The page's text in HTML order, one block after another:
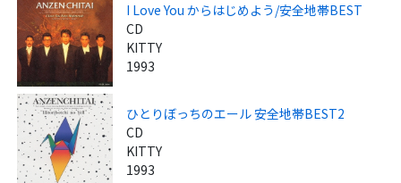
I Love You からはじめよう/安全地帯BEST
CD
KITTY
1993
ひとりぼっちのエール 安全地帯BEST2
CD
KITTY
1993